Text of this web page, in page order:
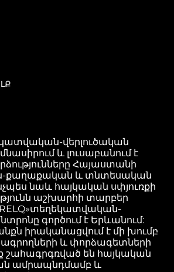
վերլուծական
և լուսաբանում է
Հայաստանի
քաղաքական և տնտեսական
նաև հայկական սփյուռքի
աշխարհի տարբեր
գործում է Երևանում:
իրականացվում է մի խումբ
և փորձագետների
շահագրգռված են հայկական
ամրապնդմամբ և